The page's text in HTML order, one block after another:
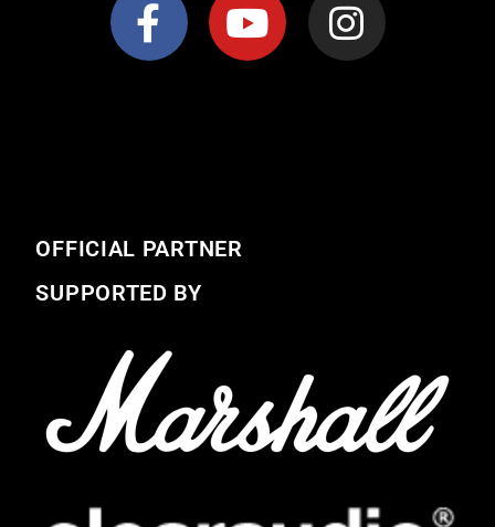
OFFICIAL PARTNER
SUPPORTED BY